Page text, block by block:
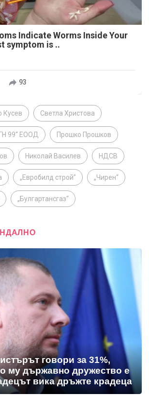
Indicate Worms Inside Your
symptom is ..
93
Кусев Светла Христова
99“ ЕООД Прошко Прошков
Николай Василев НДСВ
„Евробилд строй” „Чирен“
„Булгартансгаз“
говори за 31%,
му държавно дружество е
вика дръжте крадеца